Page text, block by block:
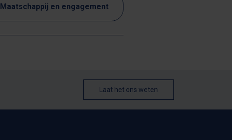
Maatschappij en engagement
Laat het ons weten